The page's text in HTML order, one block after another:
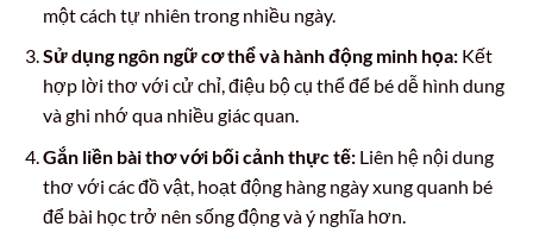
một cách tự nhiên trong nhiều ngày.
Sử dụng ngôn ngữ cơ thể và hành động minh họa:Kết
hợp lời thơ với cử chỉ, điệu bộ cụ thể để bé dễ hình dung
và ghi nhớ qua nhiều giác quan.
Gắn liền bài thơ với bối cảnh thực tế:Liên hệ nội dung
thơ với các đồ vật, hoạt động hàng ngày xung quanh bé
để bài học trở nên sống động và ý nghĩa hơn.